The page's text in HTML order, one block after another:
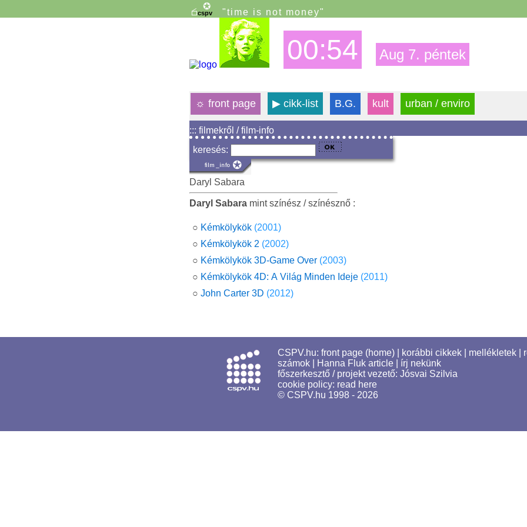
"time is not money"
00:54 Aug 7. péntek
☼ front page ▶ cikk-list B.G. kult urban / enviro
::: filmekről / film-info
keresés:
Daryl Sabara
Daryl Sabara mint színész / színésznő :
○ Kémkölykök (2001)
○ Kémkölykök 2 (2002)
○ Kémkölykök 3D-Game Over (2003)
○ Kémkölykök 4D: A Világ Minden Ideje (2011)
○ John Carter 3D (2012)
CSPV.hu: front page (home) korábbi cikkek mellékletek
számok
Hanna Fluk article
írj nekünk
főszerkesztő / projekt vezető: Jósvai Szilvia
cookie policy: read here
© CSPV.hu 1998 - 2026